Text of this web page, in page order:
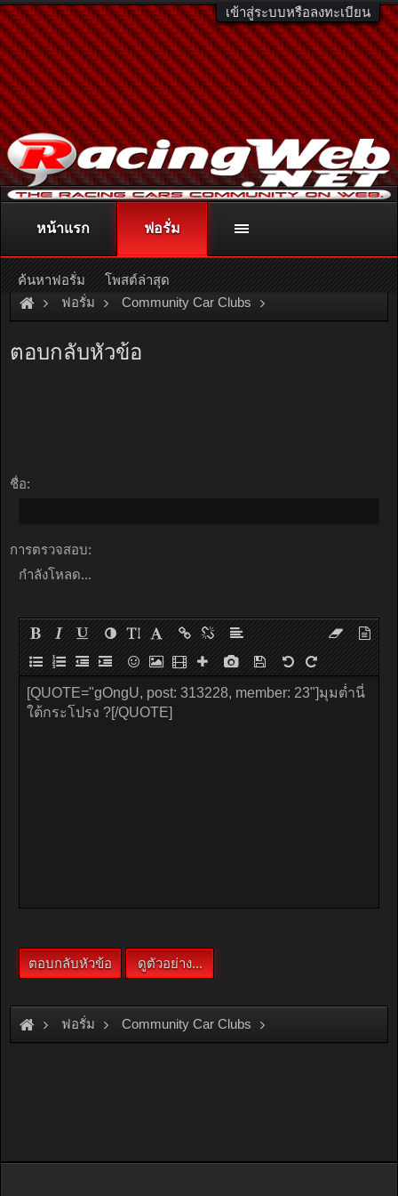
เข้าสู่ระบบหรือลงทะเบียน
ติดต่อลงโฆษณา racingweb@gmail.comหรือโทร. 081-811-1138
หรืออ่านรายละเอียดเพิ่มเติม คลิกที่นี่
ฟอรั่ม Community Car Clubs
ตอบกลับหัวข้อ
ชื่อ:
การตรวจสอบ:
กำลังโหลด...
ฟอรั่ม Community Car Clubs
หน้าแรก ฟอรั่ม
ค้นหาฟอรั่ม โพสต์ล่าสุด